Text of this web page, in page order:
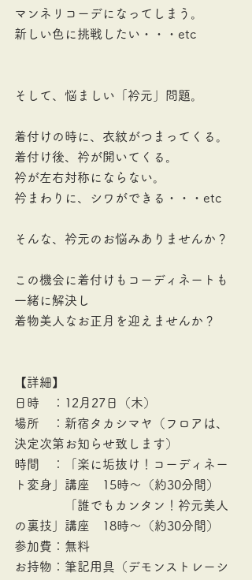
マンネリコーデになってしまう。
新しい色に挑戦したい・・・etc
そして、悩ましい「衿元」問題。
着付けの時に、衣紋がつまってくる。
着付け後、衿が開いてくる。
衿が左右対称にならない。
衿まわりに、シワができる・・・etc
そんな、衿元のお悩みありませんか？
この機会に着付けもコーディネートも
一緒に解決し
着物美人なお正月を迎えませんか？
【詳細】
日時　：12月27日（木）
場所　：新宿タカシマヤ（フロアは、
決定次第お知らせ致します）
時間　：「楽に垢抜け！コーディネー
ト変身」講座　15時～（約30分間）
「誰でもカンタン！衿元美人
の裏技」講座　18時～（約30分間）
参加費：無料
お持物：筆記用具（デモンストレーシ